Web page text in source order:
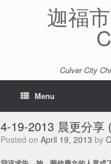
迦福
Culver City
Menu
4-19-2013 晨更分享
Posted on April 19, 2013 by